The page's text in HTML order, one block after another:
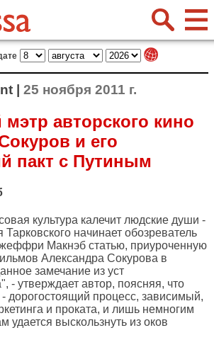
| 25 ноября 2011 г.
мэтр авторского кино
и его
пакт с Путиным
культура калечит людские души -
Тарковского начинает обозреватель
Макнэб статью, приуроченную
Александра Сокурова в
замечание из уст
- утверждает автор, поясняя, что
- дорогостоящий процесс, зависимый,
и проката, и лишь немногим
удается выскользнуть из оков